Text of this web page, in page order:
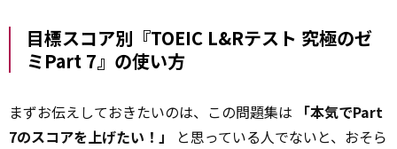
目標スコア別『TOEIC L&Rテスト 究極のゼ
ミPart 7』の使い方
まずお伝えしておきたいのは、この問題集は
「本気でPart
7のスコアを上げたい！」
と思っている人でないと、おそら